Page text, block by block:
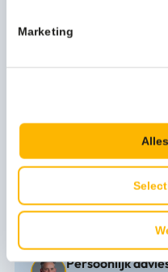
Marketing
Functionele productnaam
Merknaam
Persoonlijk